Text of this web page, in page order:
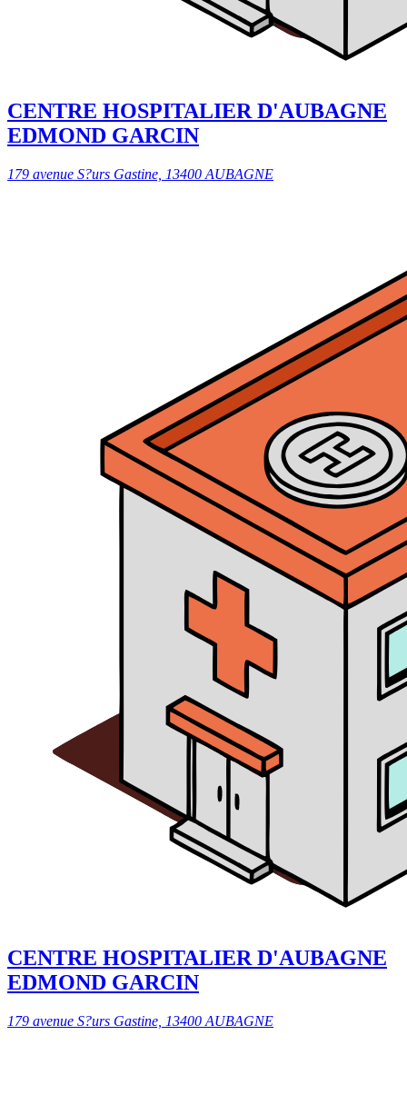
CENTRE HOSPITALIER D'AUBAGNE
EDMOND GARCIN
179 avenue S?urs Gastine, 13400 AUBAGNE
CENTRE HOSPITALIER D'AUBAGNE
EDMOND GARCIN
179 avenue S?urs Gastine, 13400 AUBAGNE